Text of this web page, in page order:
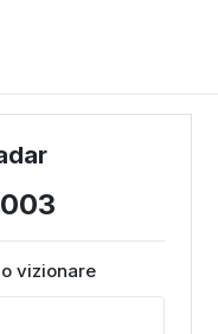
vizionare